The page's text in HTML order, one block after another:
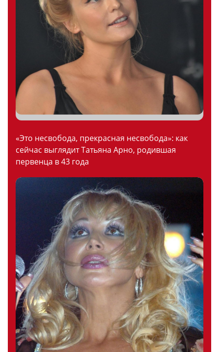
«Это несвобода, прекрасная несвобода»: как
сейчас выглядит Татьяна Арно, родившая
первенца в 43 года